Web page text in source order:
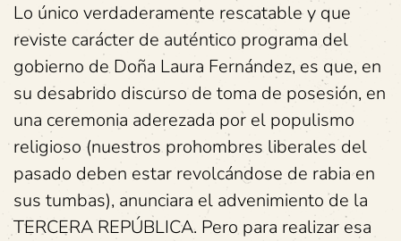
Lo único verdaderamente rescatable y que
reviste carácter de auténtico programa del
gobierno de Doña Laura Fernández, es que, en
su desabrido discurso de toma de posesión, en
una ceremonia aderezada por el populismo
religioso (nuestros prohombres liberales del
pasado deben estar revolcándose de rabia en
sus tumbas), anunciara el advenimiento de la
TERCERA REPÚBLICA. Pero para realizar esa